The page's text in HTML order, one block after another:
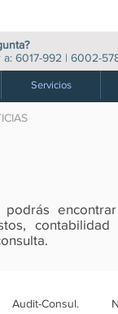
Servicios
a: 6017-992 | 6002-
Audit-Consul.